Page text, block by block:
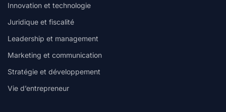
Innovation et technologie
Juridique et fiscalité
Leadership et management
Marketing et communication
Stratégie et développement
Vie d’entrepreneur